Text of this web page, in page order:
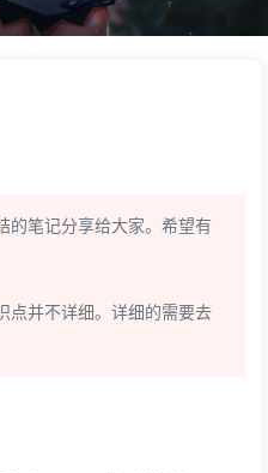
的笔记分享给大家。希望有
点并不详细。详细的需要去